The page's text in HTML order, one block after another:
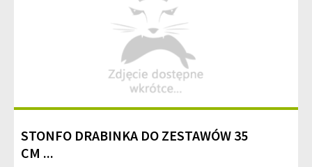
STONFO DRABINKA DO ZESTAWÓW 35
CM ...